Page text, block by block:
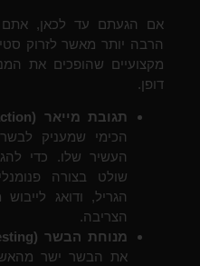
אם הגעתם עד לכאן, אתם
הרבה יותר מאשר לזרוק
מקצועיים שהופכים את
דופן.
תגובת מייאר (Maillard Reaction):
הכימי שמעניק
העשיר שלו. כדי
שולט בצורה
הגריל, ודואג
הצריבה.
מנוחת הבשר (Resting):
את הבשר ישר מהאש